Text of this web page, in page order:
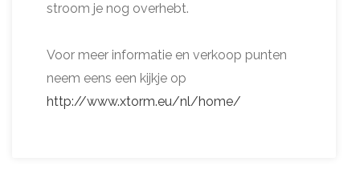
stroom je nog overhebt.
Voor meer informatie en verkoop punten
neem eens een kijkje op
http://www.xtorm.eu/nl/home/